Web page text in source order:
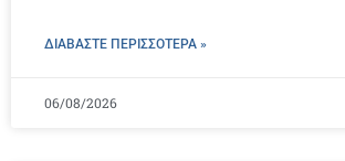
ΔΙΑΒΑΣΤΕ ΠΕΡΙΣΣΌΤΕΡΑ »
06/08/2026